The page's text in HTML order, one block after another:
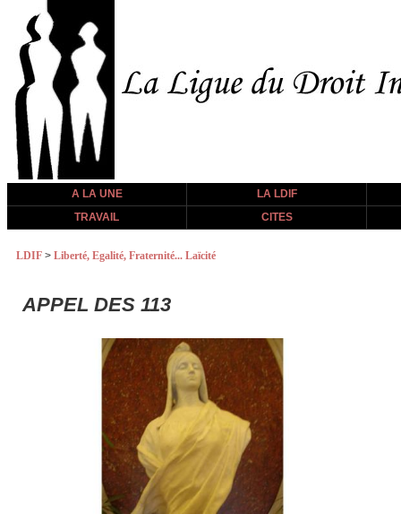
A LA UNE
LA LDIF
TRAVAIL
CITES
LDIF > Liberté, Egalité, Fraternité... Laïcité
APPEL DES 113